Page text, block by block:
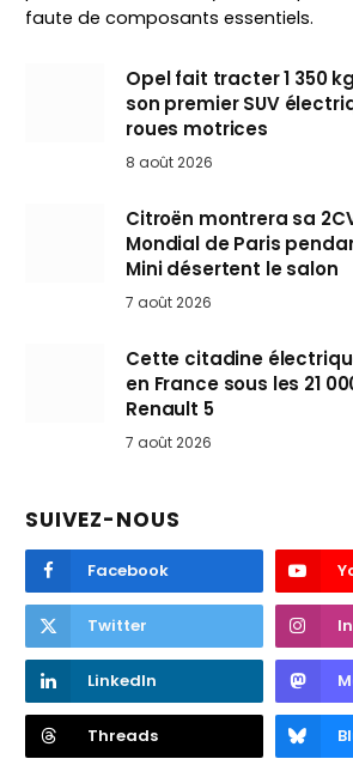
faute de composants essentiels.
Opel fait tracter 1 350
son premier SUV
roues motrices
8 août 2026
Citroën montrera sa
Mondial de Paris
Mini désertent le salon
7 août 2026
Cette citadine
en France sous les 21
Renault 5
7 août 2026
SUIVEZ-NOUS
Facebook
Twitter
LinkedIn
Threads